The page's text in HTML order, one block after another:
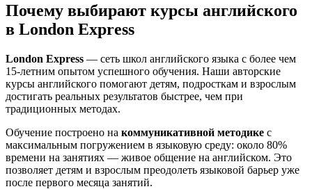
Почему выбирают курсы английского
в London Express
London Express — сеть школ английского языка с более чем
15-летним опытом успешного обучения. Наши авторские
курсы английского помогают детям, подросткам и взрослым
достигать реальных результатов быстрее, чем при
традиционных методах.
Обучение построено на коммуникативной методике с
максимальным погружением в языковую среду: около 80%
времени на занятиях — живое общение на английском. Это
позволяет детям и взрослым преодолеть языковой барьер уже
после первого месяца занятий.